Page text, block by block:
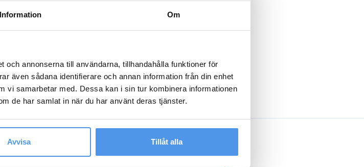
Information Om
och annonserna till användarna, tillhandahålla funktioner för
även sådana identifierare och annan information från din enhet
vi samarbetar med. Dessa kan i sin tur kombinera informationen
de har samlat in när du har använt deras tjänster.
Avvisa Tillåt alla